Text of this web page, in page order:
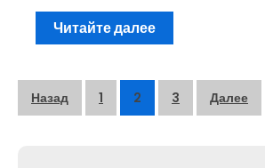
Читайте далее
Пагинация
Назад 1 2 3 Далее